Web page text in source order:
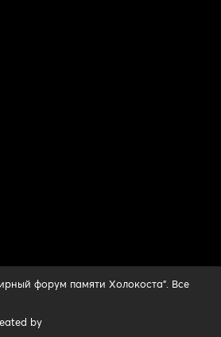
форум памяти Холокоста". Все
by